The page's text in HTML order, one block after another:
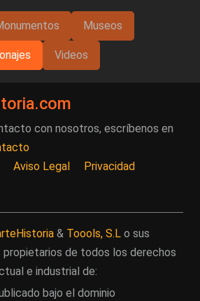
Museos
Videos
con nosotros, escríbenos en
Aviso Legal Privacidad
& Toools, S.L o sus
propietarios de todos los derechos
e industrial de:
bajo el dominio